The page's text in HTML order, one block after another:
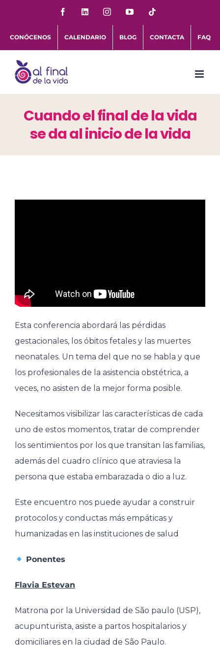
contenido
FacebookLinkedInInstagramYouTube
CONÓCENOS CALENDARIO BLOG CONTACTA FAQ
Cuando el final de la vida
se da al inicio de la vida
Esta conferencia abordará las pérdidas
gestacionales, los óbitos fetales y las muertes
neonatales. Un tema del que no se habla y que
los profesionales de la asistencia obstétrica, a
veces, no asisten de la mejor forma posible.
Necesitamos visibilizar las características de cada
uno de estos momentos, tratar de comprender
los sentimientos por los que transitan las familias,
además del cuadro clínico que atraviesa la
persona que estaba embarazada o dio a luz.
Este encuentro nos puede ayudar a construir
protocolos y conductas más empáticas y
humanizadas en las instituciones de salud
Ponentes
Flavia Estevan
Matrona por la Universidad de São paulo (USP),
acupunturista, asiste a partos hospitalarios y
domiciliares en la ciudad de São Paulo.